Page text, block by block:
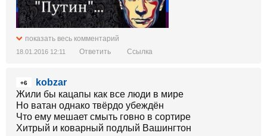
показать весь комментарий
18.01.2016 12:11 Ответить Ссылка
+6
kobzar
Жили бы кацапы как все люди в мире
Но ватан однако твёрдо убеждён
Что ему мешает смыть говно в сортире
Хитрый и коварный подлый Вашингтон